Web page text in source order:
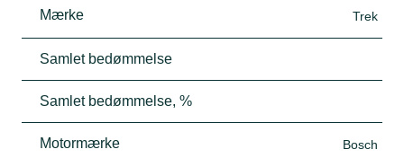
Mærke Trek
Samlet bedømmelse
Samlet bedømmelse, %
Motormærke Bosch